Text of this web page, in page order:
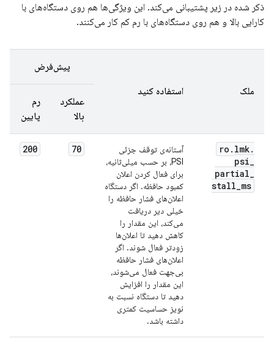
ذکر شده در زیر پشتیبانی می‌کند. این ویژگی‌ها هم روی دستگاه‌های با
کارایی بالا و هم روی دستگاه‌های با رم کم کار می‌کنند.
ملک استفاده کنید
پیش‌فرض
عملکرد
بالا
رم
پایین
ro . lmk.
psi_
partial_
stall_ms
آستانه‌ی توقف جزئی
PSI، بر حسب میلی‌ثانیه،
برای فعال کردن اعلان
کمبود حافظه. اگر دستگاه
اعلان‌های فشار حافظه را
خیلی دیر دریافت
می‌کند، این مقدار را
کاهش دهید تا اعلان‌ها
زودتر فعال شوند. اگر
اعلان‌های فشار حافظه
بی‌جهت فعال می‌شوند،
این مقدار را افزایش
دهید تا دستگاه نسبت به
نویز حساسیت کمتری
داشته باشد.
70
200